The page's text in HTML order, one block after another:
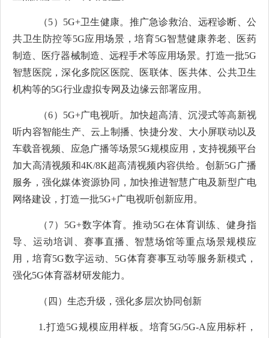
（5） 5G+卫生健康。推广急诊救治、远程诊断、公
共卫生防控等5G应用场景，培育5G智慧健康养老、医药
制造、医疗器械制造、远程手术等应用场景。打造一批5G
智慧医院，深化多院区医院、医联体、医共体、公共卫生
机构等的5G行业虚拟专网及边缘云部署应用。
（6） 5G+广电视听。加快超高清、沉浸式等高新视
听内容智能生产、云上制播、快捷分发、大小屏联动以及
车载音视频、应急广播等场景5G规模应用，支持视频平台
加大高清视频和4K/8K超高清视频内容供给。创新5G 广播
服务，强化媒体资源协同，加快推进智慧广电及新型广电
网络建设，打造一批5G+广电视听创新应用。
（ 7） 5G+数字体育。推动5G在体育训练、健身指
导、运动培训、赛事直播、智慧场馆等重点场景规模应
用，培育5G数字运动、 5G体育赛事互动等服务新模式，
强化5G体育器材研发能力。
（四） 生态升级，强化多层次协同创新
1.打造5G规模应用样板。 培育5G/5G-A 应用标杆，